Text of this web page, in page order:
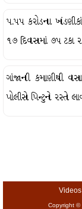
૫.૫૫ કરોડના
૧૭ દિવસમાં ૭૫ ટકા
ગાંજાની કમાણીથી
પોલીસે પિન્ટુને રસ્તે
Videos|
Copyright ©